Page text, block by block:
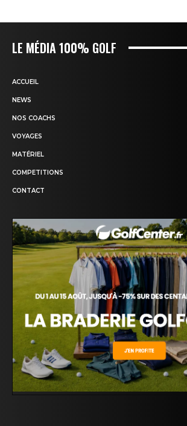
LE MÉDIA 100% GOLF
ACCUEIL
NEWS
NOS COACHS
VOYAGES
MATÉRIEL
COMPETITIONS
CONTACT